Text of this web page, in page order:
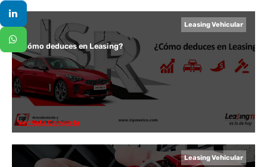
Leasing Vehicular
¿Cómo deduces en Leasing?
Ver Nota Completa
Leasing Vehicular